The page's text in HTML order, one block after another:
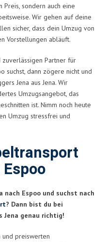
sondern auch eine
Wir gehen auf deine
sicher, dass dein Umzug von
Vorstellungen abläuft.
zuverlässigen Partner für
suchst, dann zögere nicht und
Jena aus Jena. Wir
Umzugsangebot, das
ist. Nimm noch heute
Umzug stressfrei und
nach Espoo und suchst nach
? Dann bist du bei
Jena genau richtig!
preiswerten